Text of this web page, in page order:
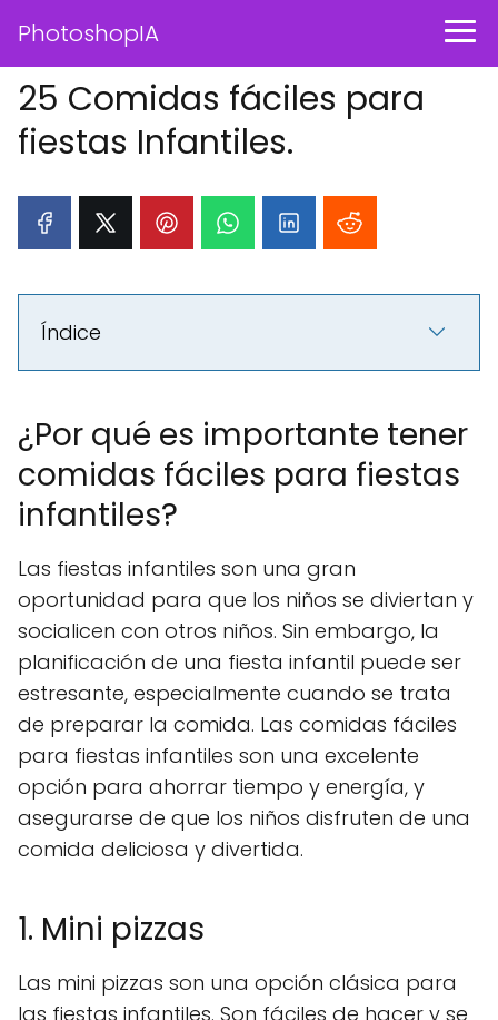
PhotoshopIA
25 Comidas fáciles para
fiestas Infantiles.
Índice
¿Por qué es importante tener
comidas fáciles para fiestas
infantiles?
Las fiestas infantiles son una gran
oportunidad para que los niños se diviertan y
socialicen con otros niños. Sin embargo, la
planificación de una fiesta infantil puede ser
estresante, especialmente cuando se trata
de preparar la comida. Las comidas fáciles
para fiestas infantiles son una excelente
opción para ahorrar tiempo y energía, y
asegurarse de que los niños disfruten de una
comida deliciosa y divertida.
1. Mini pizzas
Las mini pizzas son una opción clásica para
las fiestas infantiles. Son fáciles de hacer y se